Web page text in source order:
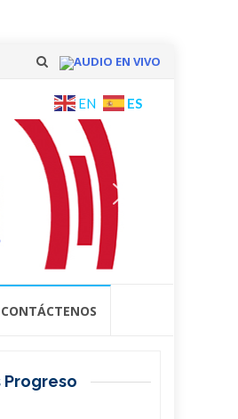
AUDIO EN VIVO
Skip
content
EN ES
CONTÁCTENOS
Progreso